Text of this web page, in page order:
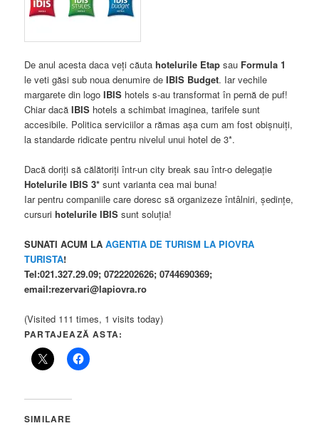
De anul acesta daca veţi căutahotelurile Etap sau Formula 1
le veti găsi sub noua denumire deIBIS Budget. Iar vechile
margarete din logoIBIS hotels s-au transformat în pernă de puf!
Chiar dacăIBIS hotels a schimbat imaginea, tarifele sunt
accesibile. Politica serviciilor a rămas aşa cum am fost obişnuiţi,
la standarde ridicate pentru nivelul unui hotel de 3*.
Dacă doriţi să călătoriţi într-un city break sau într-o delegaţie
Hotelurile IBIS 3* sunt varianta cea mai buna!
Iar pentru companiile care doresc să organizeze întâlniri, şedinţe,
cursurihotelurile IBIS sunt soluţia!
SUNATI ACUM LAAGENTIA DE TURISM LA PIOVRA
TURISTA!
Tel:021.327.29.09; 0722202626; 0744690369;
email:rezervari@lapiovra.ro
(Visited 111 times, 1 visits today)
PARTAJEAZĂ ASTA:
SIMILARE